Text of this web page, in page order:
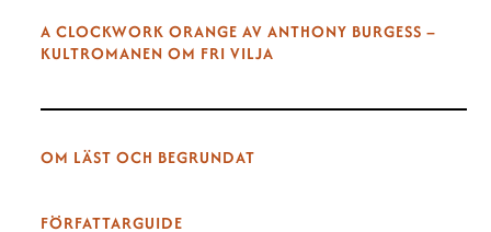
A CLOCKWORK ORANGE AV ANTHONY BURGESS –
KULTROMANEN OM FRI VILJA
OM LÄST OCH BEGRUNDAT
FÖRFATTARGUIDE